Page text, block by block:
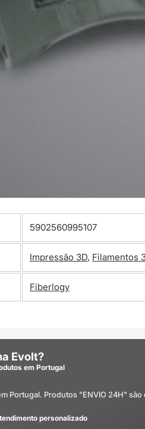
5902560995107
Impressão 3D, Filamentos
Fiberlogy
Evolt?
em Portugal
Portugal. Produtos "ENVIO 24H"
personalizado